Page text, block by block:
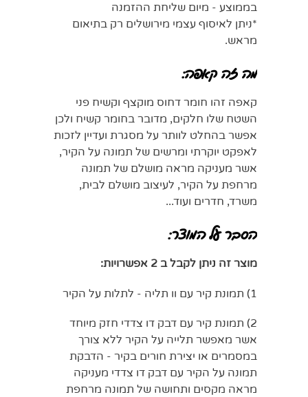
בממוצע - מיום שליחת ההזמנה
*ניתן לאיסוף עצמי מירושלים רק בתיאום
מראש.
מה זה קאפה:
קאפה זהו חומר דחוס מוקצף וקשיח פני
השטח שלו חלקים, מדובר בחומר קשיח ולכן
אפשר בהחלט לוותר על מסגרת ועדיין לזכות
לאפקט יוקרתי ומרשים של תמונה על הקיר,
אשר מעניקה מראה מושלם של תמונה
מרחפת על הקיר, לעיצוב מושלם לבית,
משרד, חדרים ועוד...
הסבר על המוצר:
מוצר זה ניתן לקבל ב 2 אפשרויות:
1) תמונת קיר עם וו תליה - לתלות על הקיר
2) תמונת קיר עם דבק דו צדדי חזק מיוחד
אשר מאפשר תלייה על הקיר ללא צורך
במסמרים או יצירת חורים בקיר - הדבקת
תמונה על הקיר עם דבק דו צדדי מעניקה
מראה מקסים ותחושה של תמונה מרחפת